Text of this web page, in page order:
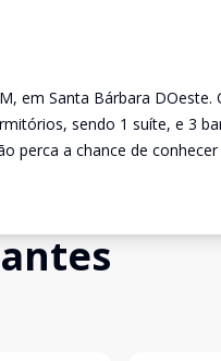
em Santa Bárbara
sendo 1 suíte, e 3
perca a chance de